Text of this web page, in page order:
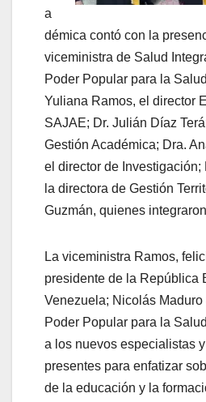
a
démica contó con la
viceministra de Salud
Poder Popular para la
Yuliana Ramos, el director
SAJAE; Dr. Julián Díaz
Gestión Académica; Dra.
el director de Investigación;
la directora de Gestión
Guzmán, quienes
La viceministra Ramos,
presidente de la República
Venezuela; Nicolás Maduro
Poder Popular para la
a los nuevos especialistas
presentes para enfatizar
de la educación y la